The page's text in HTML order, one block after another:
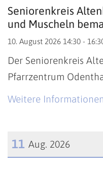
Datum: 10. August
Seniorenkreis
und Muscheln
10. August 2026 14:30 -
Der Seniorenkreis
Pfarrzentrum
Weitere Informationen
11 Aug. 2026